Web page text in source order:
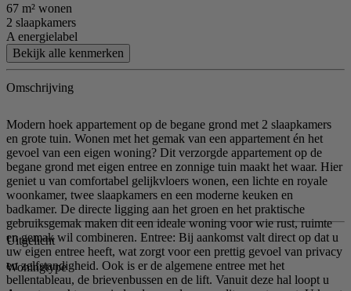
67 m² wonen
2 slaapkamers
A energielabel
Bekijk alle kenmerken
Omschrijving
Modern hoek appartement op de begane grond met 2 slaapkamers
en grote tuin. Wonen met het gemak van een appartement én het
gevoel van een eigen woning? Dit verzorgde appartement op de
begane grond met eigen entree en zonnige tuin maakt het waar. Hier
geniet u van comfortabel gelijkvloers wonen, een lichte en royale
woonkamer, twee slaapkamers en een moderne keuken en
badkamer. De directe ligging aan het groen en het praktische
gebruiksgemak maken dit een ideale woning voor wie rust, ruimte
en gemak wil combineren. Entree: Bij aankomst valt direct op dat u
uw eigen entree heeft, wat zorgt voor een prettig gevoel van privacy
en zelfstandigheid. Ook is er de algemene entree met het
bellentableau, de brievenbussen en de lift. Vanuit deze hal loopt u
Uitgelicht
Woningtype